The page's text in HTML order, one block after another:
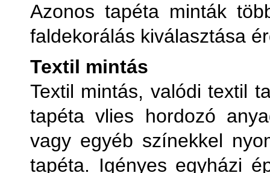
Azonos tapéta minták
faldekorálás kiválasztása
Textil mintás
Textil mintás, valódi textil
tapéta vlies hordozó
vagy egyéb színekkel
tapéta. Igényes egyházi